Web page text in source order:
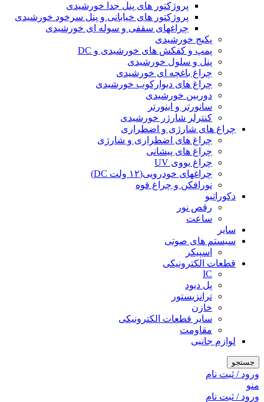
پروژکتور های پنل جدا خورشیدی
پروژکتور های خیابانی و پنل سرخود خورشیدی
چراغهای سقفی و سوله ای خورشیدی
پکیج خورشیدی
پمپ و کفکش های خورشیدی و DC
پنل و سلول خورشیدی
چراغ باغچه ای خورشیدی
چراغ های دیوارکوب خورشیدی
دوربین خورشیدی
سانورتر و اینورتر
کنترلر شارژر خورشیدی
چراغ های شارژی و اضطراری
چراغ های اضطراری و شارژی
چراغ های پیشانی
چراغ یووی UV
چراغهای خودرویی(۱۲ ولت DC)
نورافکن و چراغ قوه
دکوراتیو
رقص نور
ساعت
سایر
سیستم های صوتی
اسپیکر
قطعات الکترونیکی
IC
پل دیود
ترانزیستور
خازن
سایر قطعات الکترونیکی
مقاومت
لوازم جانبی
جستجو
ورود / ثبت نام
منو
ورود / ثبت نام